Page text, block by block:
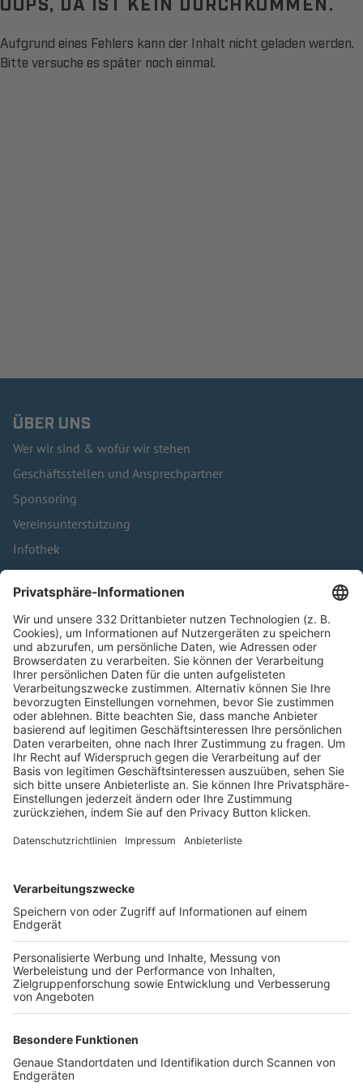
Aufgrund eines Fehlers kann der Inhalt nicht geladen werden.
Bitte versuche es später noch einmal.
ÜBER UNS
Wer wir sind & wofür wir stehen
Geschäftsstellen und Ansprechpartner
Sponsoring
Vereinsunterstützung
Infothek
Kontakt
HÄUFIG BESUCHTE SEITEN
Pässe und Vereinswechsel
Trainerausbildung
Schulungsangebot Vereinsmitarbeiter
BFV-Geschäftsstellen
Trainerbörse
Login SpielPlus
FOLGE DEM BFV
TOP-VEREINE
TOP-PARTNER